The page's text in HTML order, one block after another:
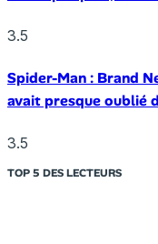
3.5
Spider-Man : Brand
avait presque oublié
3.5
TOP 5 DES LECTEURS